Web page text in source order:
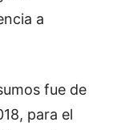
a
fue de
para el